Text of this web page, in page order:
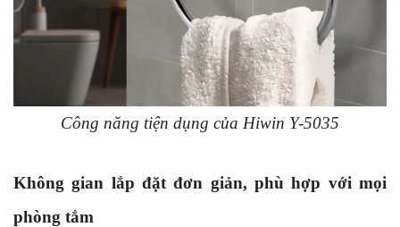
Công năng tiện dụng của Hiwin Y-5035
Không gian lắp đặt đơn giản, phù hợp với mọi
phòng tắm